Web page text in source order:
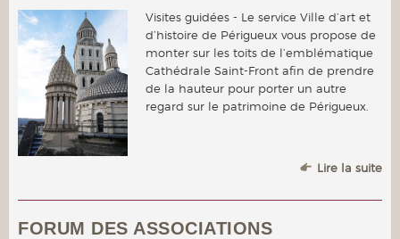
Visites guidées - Le service Ville d’art et
d’histoire de Périgueux vous propose de
monter sur les toits de l’emblématique
Cathédrale Saint-Front afin de prendre
de la hauteur pour porter un autre
regard sur le patrimoine de Périgueux.
Lire la suite
FORUM DES ASSOCIATIONS